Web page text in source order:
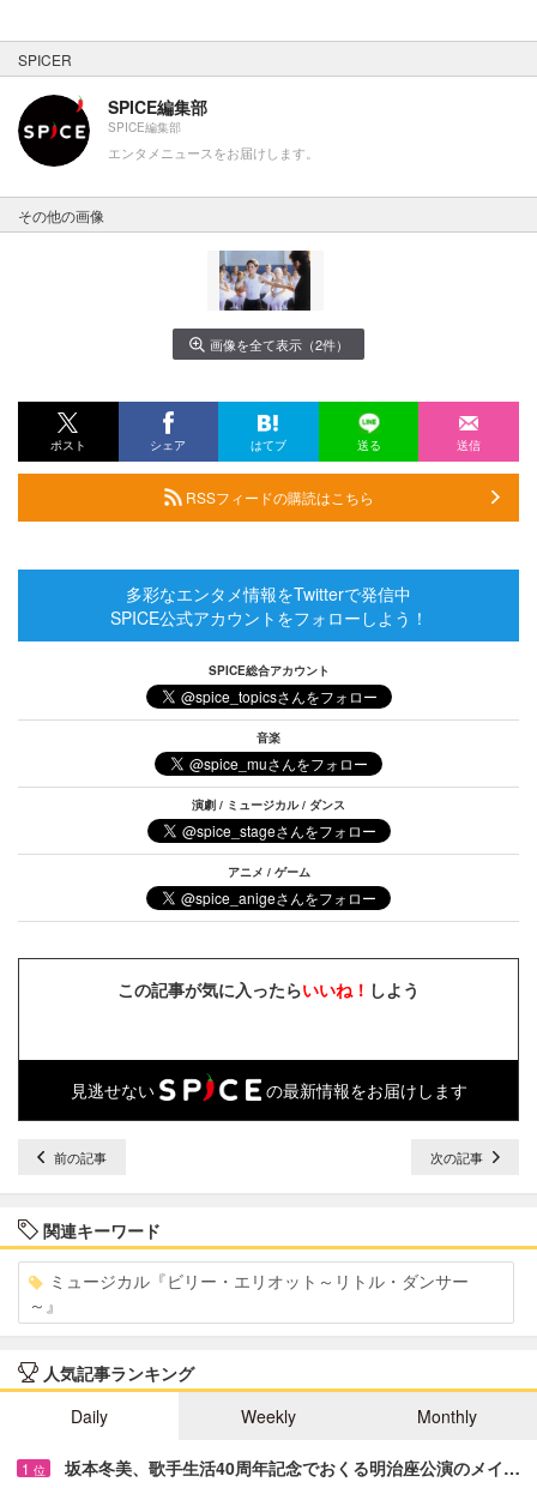
SPICER
SPICE編集部
SPICE編集部
エンタメニュースをお届けします。
その他の画像
画像を全て表示（2件）
ポスト シェア はてブ 送る 送信
RSSフィードの購読はこちら
多彩なエンタメ情報をTwitterで発信中
SPICE公式アカウントをフォローしよう！
SPICE総合アカウント
音楽
演劇 / ミュージカル / ダンス
アニメ / ゲーム
この記事が気に入ったらいいね！ しよう
見逃せない の最新情報をお届けします
前の記事 次の記事
関連キーワード
ミュージカル『ビリー・エリオット～リトル・ダンサー
～』
人気記事ランキング
Daily
Weekly Monthly
1 位 坂本冬美、歌手生活40周年記念でおくる明治座公演のメイ…